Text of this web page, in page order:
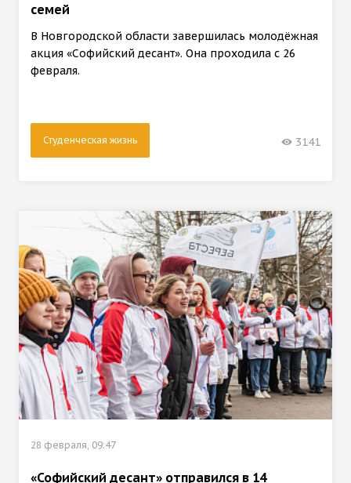
семей
В Новгородской области завершилась молодёжная
акция «Софийский десант». Она проходила с 26
февраля.
Студенческая жизнь 3141
28 февраля, 09:47
«Софийский десант» отправился в 14